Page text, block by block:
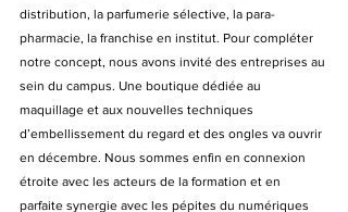
distribution, la parfumerie sélective, la para-
pharmacie, la franchise en institut. Pour compléter
notre concept, nous avons invité des entreprises au
sein du campus. Une boutique dédiée au
maquillage et aux nouvelles techniques
d’embellissement du regard et des ongles va ouvrir
en décembre. Nous sommes enfin en connexion
étroite avec les acteurs de la formation et en
parfaite synergie avec les pépites du numériques